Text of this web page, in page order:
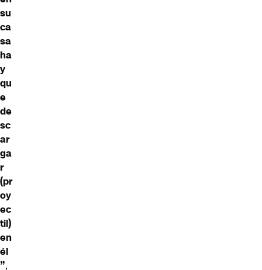
su
ca
sa
ha
y
qu
e
de
sc
ar
ga
r
(pr
oy
ec
til)
en
él
”,